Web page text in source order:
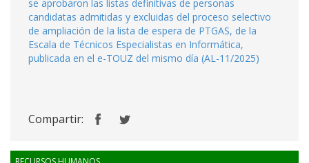
se aprobaron las listas definitivas de personas
candidatas admitidas y excluidas del proceso selectivo
de ampliación de la lista de espera de PTGAS, de la
Escala de Técnicos Especialistas en Informática,
publicada en el e-TOUZ del mismo día (AL-11/2025)
Compartir: